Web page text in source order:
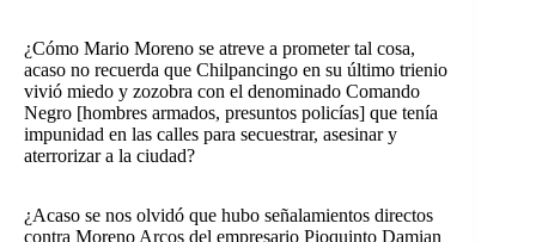
¿Cómo Mario Moreno se atreve a prometer tal cosa,
acaso no recuerda que Chilpancingo en su último trienio
vivió miedo y zozobra con el denominado Comando
Negro [hombres armados, presuntos policías] que tenía
impunidad en las calles para secuestrar, asesinar y
aterrorizar a la ciudad?
¿Acaso se nos olvidó que hubo señalamientos directos
contra Moreno Arcos del empresario Pioquinto Damian